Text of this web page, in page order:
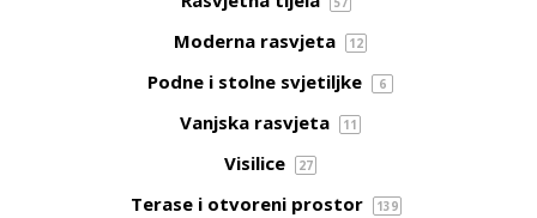
Moderna rasvjeta 12
Podne i stolne svjetiljke 6
Vanjska rasvjeta 11
Visilice 27
Terase i otvoreni prostor 139